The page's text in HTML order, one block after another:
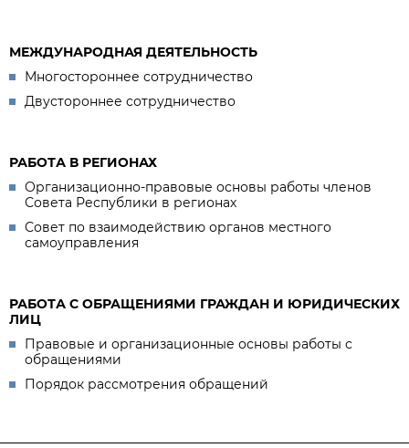
МЕЖДУНАРОДНАЯ ДЕЯТЕЛЬНОСТЬ
Многостороннее сотрудничество
Двустороннее сотрудничество
РАБОТА В РЕГИОНАХ
Организационно-правовые основы работы членов
Совета Республики в регионах
Совет по взаимодействию органов местного
самоуправления
РАБОТА С ОБРАЩЕНИЯМИ ГРАЖДАН И ЮРИДИЧЕСКИХ
ЛИЦ
Правовые и организационные основы работы с
обращениями
Порядок рассмотрения обращений